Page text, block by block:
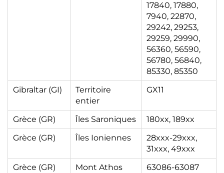
17840, 17880,
7940, 22870,
29242, 29253,
29259, 29990,
56360, 56590,
56780, 56840,
85330, 85350
Gibraltar (GI)
Territoire
entier
GX11
Grèce (GR) Îles Saroniques
180xx, 189xx
Grèce (GR)
Îles Ioniennes
28xxx-29xxx,
31xxx, 49xxx
Grèce (GR)
Mont Athos
63086-63087